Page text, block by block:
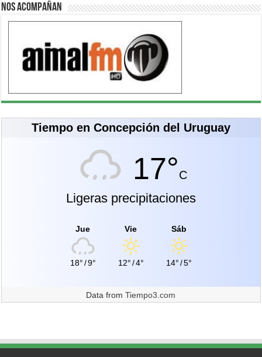
Nos acompañan
Tiempo en Concepción del Uruguay
17°C
Ligeras precipitaciones
Jue
18°/9°
Vie
12°/4°
Sáb
14°/5°
Data fromTiempo3.com